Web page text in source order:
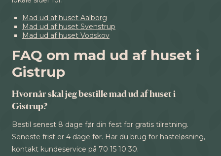
Mad ud af huset Aalborg
Mad ud af huset Svenstrup
Mad ud af huset Vodskov
FAQ om mad ud af huset i
Gistrup
Hvornår skal jeg bestille mad ud af huset i
Gistrup?
Bestil senest 8 dage før din fest for gratis tilretning.
Seneste frist er 4 dage før. Har du brug for hasteløsning,
kontakt kundeservice på 70 15 10 30.